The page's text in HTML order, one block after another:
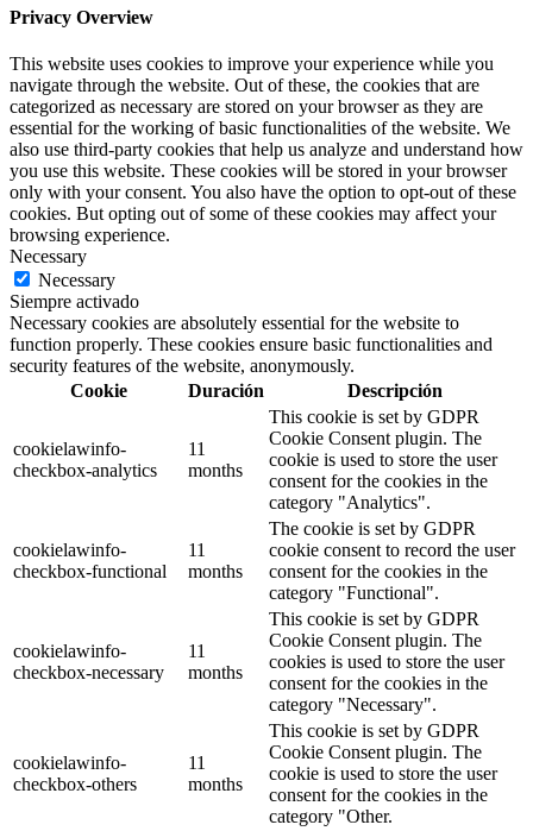
Privacy Overview
This website uses cookies to improve your experience while you
navigate through the website. Out of these, the cookies that are
categorized as necessary are stored on your browser as they are
essential for the working of basic functionalities of the website. We
also use third-party cookies that help us analyze and understand how
you use this website. These cookies will be stored in your browser
only with your consent. You also have the option to opt-out of these
cookies. But opting out of some of these cookies may affect your
browsing experience.
Necessary
Necessary
Siempre activado
Necessary cookies are absolutely essential for the website to
function properly. These cookies ensure basic functionalities and
security features of the website, anonymously.
Cookie
Duración Descripción
cookielawinfo-
checkbox-analytics
11
months
This cookie is set by GDPR
Cookie Consent plugin. The
cookie is used to store the user
consent for the cookies in the
category "Analytics".
cookielawinfo-
checkbox-functional
11
months
The cookie is set by GDPR
cookie consent to record the user
consent for the cookies in the
category "Functional".
cookielawinfo-
checkbox-necessary
11
months
This cookie is set by GDPR
Cookie Consent plugin. The
cookies is used to store the user
consent for the cookies in the
category "Necessary".
cookielawinfo-
checkbox-others
11
months
This cookie is set by GDPR
Cookie Consent plugin. The
cookie is used to store the user
consent for the cookies in the
category "Other.